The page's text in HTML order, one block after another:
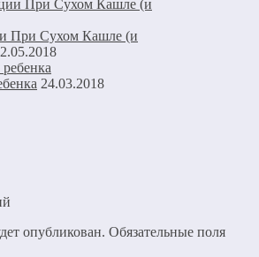
При Сухом Кашле (и
24.03.2018
опубликован. Обязательные поля